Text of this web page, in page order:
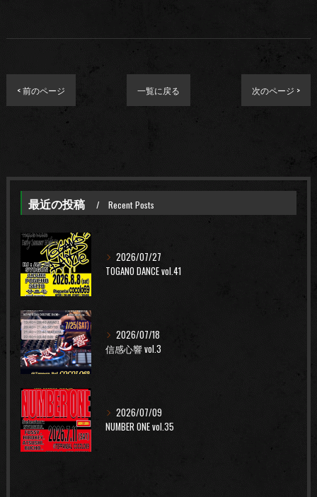
< 前のページ 一覧に戻る 次のページ >
最近の投稿 Recent Posts
2026/07/27
TOGANO DANCE vol.41
2026/07/18
信感心響 vol.3
2026/07/09
NUMBER ONE vol.35